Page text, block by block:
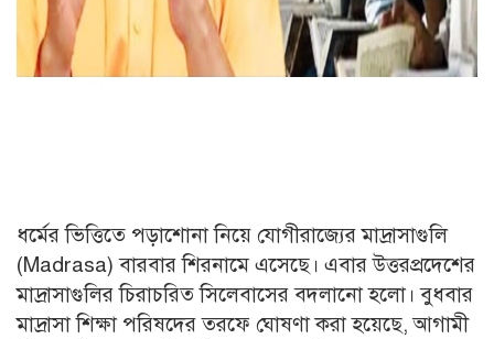
ধর্মের ভিত্তিতে পড়াশোনা নিয়ে যোগীরাজ্যের মাদ্রাসাগুলি
(Madrasa) বারবার শিরনামে এসেছে। এবার উত্তরপ্রদেশের
মাদ্রাসাগুলির চিরাচরিত সিলেবাসের বদলানো হলো। বুধবার
মাদ্রাসা শিক্ষা পরিষদের তরফে ঘোষণা করা হয়েছে, আগামী